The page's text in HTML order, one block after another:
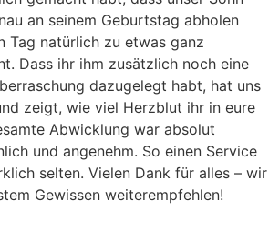
an seinem Geburtstag abholen
Tag natürlich zu etwas ganz
Dass ihr ihm zusätzlich noch eine
dazugelegt habt, hat uns
zeigt, wie viel Herzblut ihr in eure
Abwicklung war absolut
und angenehm. So einen Service
selten. Vielen Dank für alles – wir
Gewissen weiterempfehlen!